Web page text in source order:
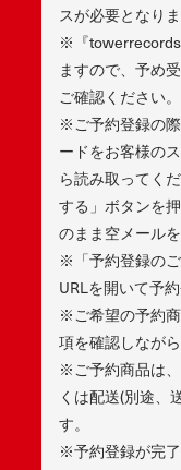
スが必要となりま
※『
ますので、予め
ご確認ください。
※ご予約登録の
ードをお客様の
ら読み取ってく
する」ボタンを
のまま空メール
※「予約登録の
URLを開いて予
※ご希望の予約
項を確認しなが
※ご予約商品は
くは配送(別途、
す。
※予約登録が完了